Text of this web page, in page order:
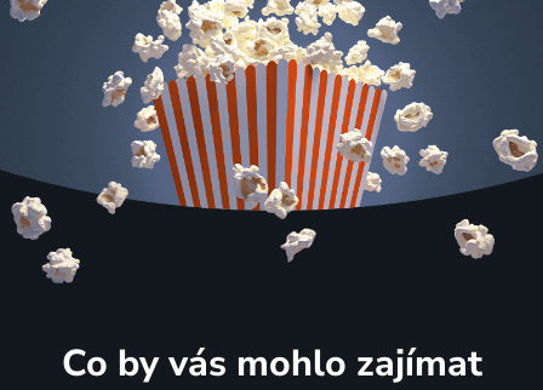
Co by vás mohlo zajímat